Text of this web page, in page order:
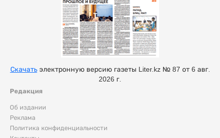
Редакция
Об издании
Реклама
Политика конфиденциальности
Скачатьэлектронную версию газеты Liter.kz № 87 от 6 авг.
2026 г.